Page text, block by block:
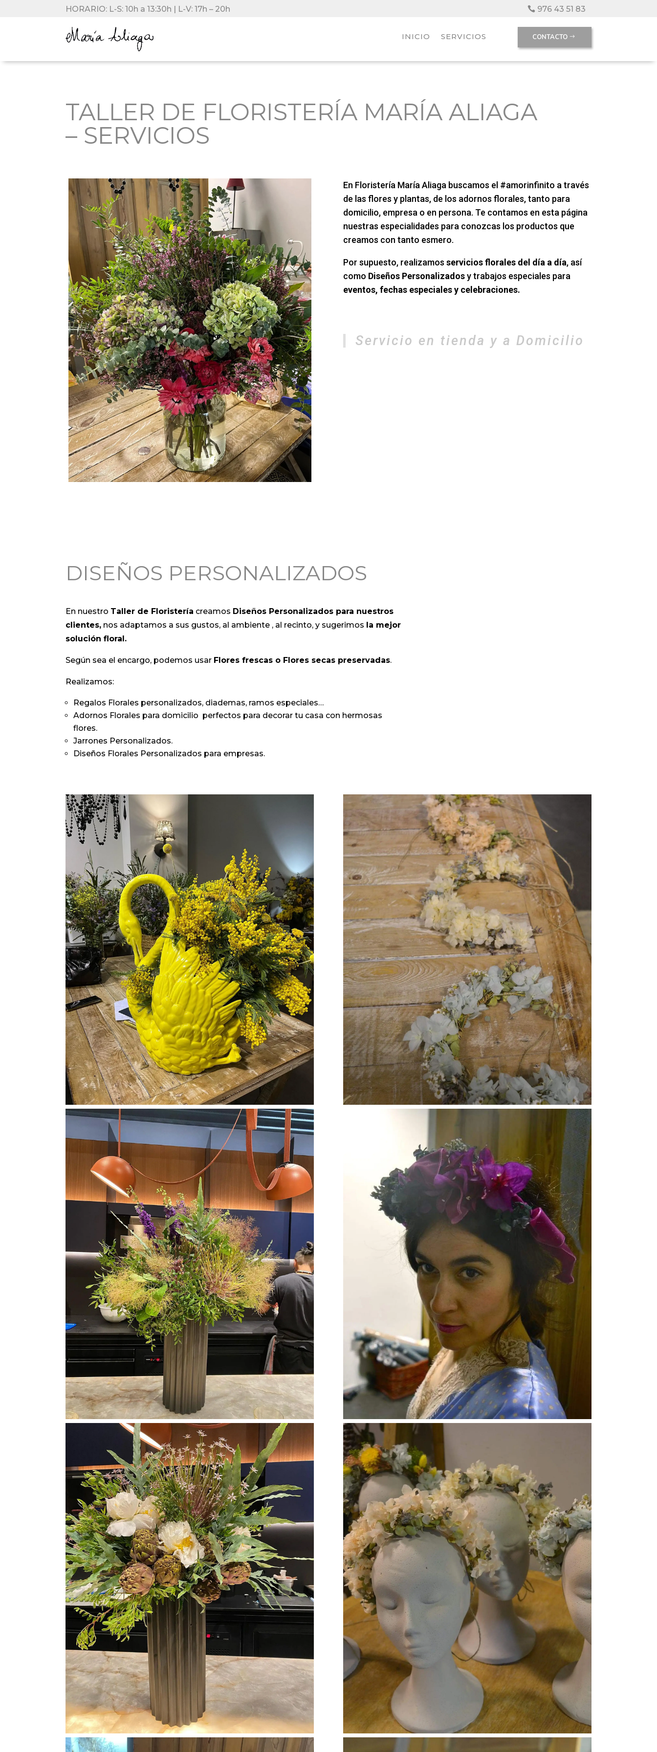
HORARIO: L-S: 10h a 13:30h | L-V: 17h – 20h 976 43 51 83
INICIO SERVICIOS CONTACTO
TALLER DE FLORISTERÍA MARÍA ALIAGA
– SERVICIOS
En Floristería María Aliaga buscamos el #amorinfinito a través
de las flores y plantas, de los adornos florales, tanto para
domicilio, empresa o en persona. Te contamos en esta página
nuestras especialidades para conozcas los productos que
creamos con tanto esmero.
Por supuesto, realizamos servicios florales del día a día, así
como Diseños Personalizadosy trabajos especiales para
eventos, fechas especiales y celebraciones.
Servicio en tienda y a Domicilio
DISEÑOS PERSONALIZADOS
En nuestro Taller de Floristería creamos Diseños Personalizados para nuestros
clientes, nos adaptamos a sus gustos, al ambiente , al recinto, y sugerimos la mejor
solución floral.
Según sea el encargo, podemos usar Flores frescas o Flores secas preservadas.
Realizamos:
Regalos Florales personalizados, diademas, ramos especiales…
Adornos Florales para domicilio perfectos para decorar tu casa con hermosas
flores.
Jarrones Personalizados.
Diseños Florales Personalizados para empresas.